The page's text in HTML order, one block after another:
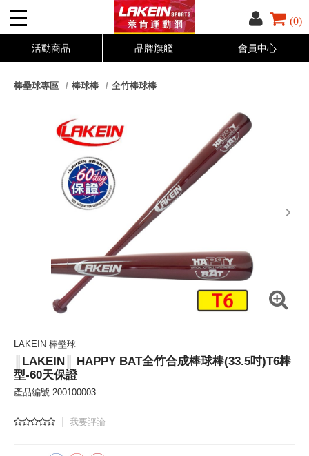
(0)
活動商品 品牌旗艦 會員中心
棒壘球專區 棒球棒 全竹棒球棒
next
LAKEIN 棒壘球
║LAKEIN║ HAPPY BAT全竹合成棒球棒(33.5吋)T6棒
型-60天保證
產品編號:200100003
我要評論